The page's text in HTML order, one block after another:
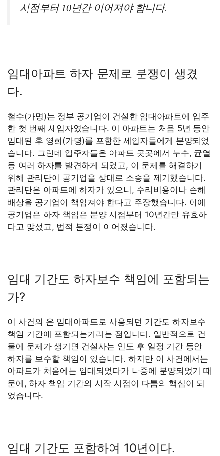
시점부터 10년간 이어져야 합니다.
임대아파트 하자 문제로 분쟁이 생겼
다.
철수(가명)는 정부 공기업이 건설한 임대아파트에 입주
한 첫 번째 세입자였습니다. 이 아파트는 처음 5년 동안
임대된 후 영희(가명)를 포함한 세입자들에게 분양되었
습니다. 그런데 입주자들은 아파트 곳곳에서 누수, 균열
등 여러 하자를 발견하게 되었고, 이 문제를 해결하기
위해 관리단이 공기업을 상대로 소송을 제기했습니다.
관리단은 아파트에 하자가 있으니, 수리비용이나 손해
배상을 공기업이 책임져야 한다고 주장했습니다. 이에
공기업은 하자 책임은 분양 시점부터 10년간만 유효하
다고 맞섰고, 법적 분쟁이 이어졌습니다.
임대 기간도 하자보수 책임에 포함되는
가?
이 사건의 은 임대아파트로 사용되던 기간도 하자보수
책임 기간에 포함되는가라는 점입니다. 일반적으로 건
물에 문제가 생기면 건설사는 인도 후 일정 기간 동안
하자를 보수할 책임이 있습니다. 하지만 이 사건에서는
아파트가 처음에는 임대되었다가 나중에 분양되었기 때
문에, 하자 책임 기간의 시작 시점이 다툼의 핵심이 되
었습니다.
임대 기간도 포함하여 10년이다.